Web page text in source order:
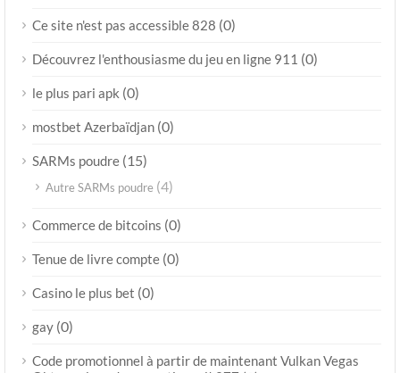
Ce site n'est pas accessible 828 (0)
Découvrez l'enthousiasme du jeu en ligne 911 (0)
le plus pari apk (0)
mostbet Azerbaïdjan (0)
SARMs poudre (15)
Autre SARMs poudre (4)
Commerce de bitcoins (0)
Tenue de livre compte (0)
Casino le plus bet (0)
gay (0)
Code promotionnel à partir de maintenant Vulkan Vegas